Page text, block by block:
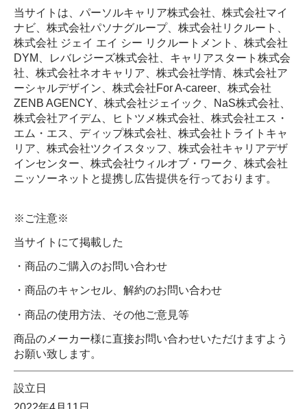
当サイトは、パーソルキャリア株式会社、株式会社マイ
ナビ、株式会社パソナグループ、株式会社リクルート、
株式会社 ジェイ エイ シー リクルートメント、株式会社
DYM、レバレジーズ株式会社、キャリアスタート株式会
社、株式会社ネオキャリア、株式会社学情、株式会社ア
ーシャルデザイン、株式会社For A-career、株式会社
ZENB AGENCY、株式会社ジェイック、NaS株式会社、
株式会社アイデム、ヒトツメ株式会社、株式会社エス・
エム・エス、ディップ株式会社、株式会社トライトキャ
リア、株式会社ツクイスタッフ、株式会社キャリアデザ
インセンター、株式会社ウィルオブ・ワーク、株式会社
ニッソーネットと提携し広告提供を行っております。
※ご注意※
当サイトにて掲載した
・商品のご購入のお問い合わせ
・商品のキャンセル、解約のお問い合わせ
・商品の使用方法、その他ご意見等
商品のメーカー様に直接お問い合わせいただけますよう
お願い致します。
設立日